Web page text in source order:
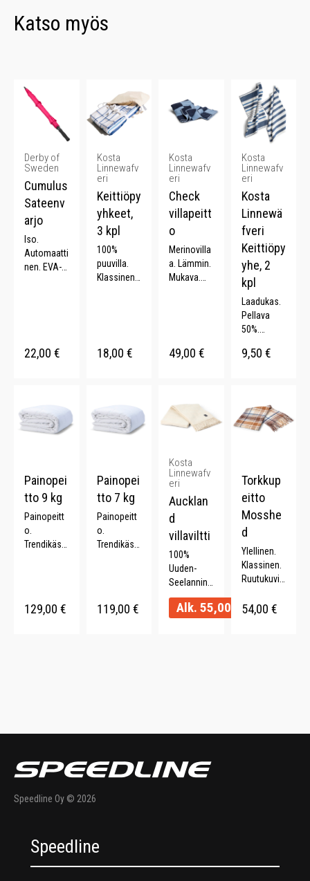
Katso myös
Derby of
Sweden
Cumulus
Sateenv
arjo
Iso.
Automaatti
nen. EVA-
22,00 €
Kosta
Linnewafv
eri
Keittiöpy
yhkeet,
3 kpl
100%
puuvilla.
Klassinen
18,00 €
Kosta
Linnewafv
eri
Check
villapeitt
o
Merinovilla
a. Lämmin.
Mukava.
49,00 €
Kosta
Linnewafv
eri
Kosta
Linnewä
fveri
Keittiöpy
yhe, 2
kpl
Laadukas.
Pellava
50%.
nti. 2 kpl.
9,50 €
Painopei
tto 9 kg
Painopeitt
o.
Trendikäs.
150 x 210
129,00 €
Painopei
tto 7 kg
Painopeitt
o.
Trendikäs.
cm.
119,00 €
Kosta
Linnewafv
eri
Aucklan
d
villaviltti
100%
Uuden-
Seelannin
villaa.
Pehmeä.
Alk. 55,00
Torkkup
eitto
Mosshe
d
Ylellinen.
Klassinen.
Ruutukuvio
Merinovilla
54,00 €
Speedline Oy © 2026
Speedline